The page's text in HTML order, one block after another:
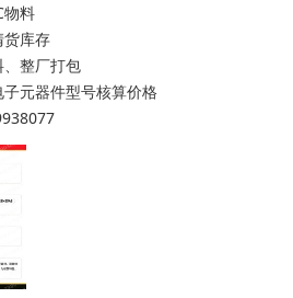
N16R8
物料
货库存
整厂打包
元器件型号核算价格